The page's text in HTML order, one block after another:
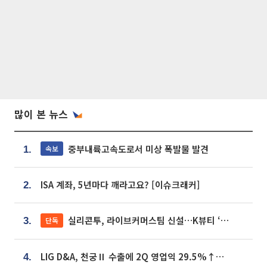
많이 본 뉴스
1. 속보 중부내륙고속도로서 미상 폭발물 발견
2. ISA 계좌, 5년마다 깨라고요? [이슈크래커]
3. 단독 실리콘투, 라이브커머스팀 신설…K뷰티 ‘글로벌 판매망’ 확대[K뷰티 라방戰]
4. LIG D&A, 천궁Ⅱ 수출에 2Q 영업익 29.5%↑…수주잔고 24.6조 [종합]